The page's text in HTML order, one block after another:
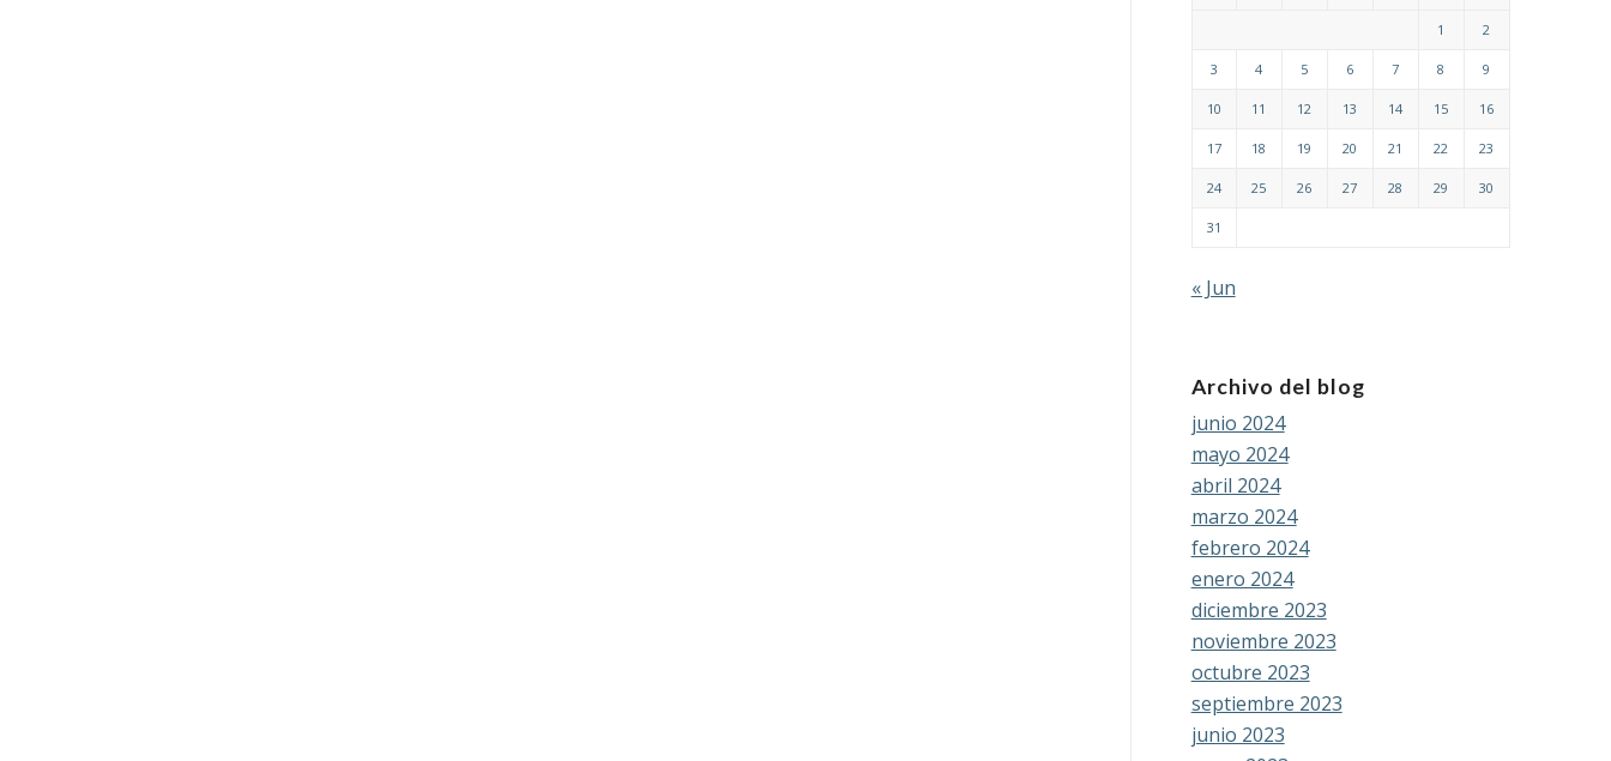
1 2
3 4 5 6 7 8 9
10 11 12 13 14 15 16
17 18 19 20 21 22 23
24 25 26 27 28 29 30
31
« Jun
Archivo del blog
junio 2024
mayo 2024
abril 2024
marzo 2024
febrero 2024
enero 2024
diciembre 2023
noviembre 2023
octubre 2023
septiembre 2023
junio 2023